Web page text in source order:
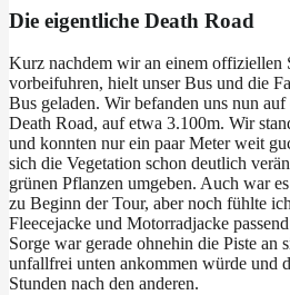
Die eigentliche Death Road
Kurz nachdem wir an einem offiziellen
vorbeifuhren, hielt unser Bus und die
Bus geladen. Wir befanden uns nun
Death Road, auf etwa 3.100m. Wir
und konnten nur ein paar Meter weit
sich die Vegetation schon deutlich
grünen Pflanzen umgeben. Auch war
zu Beginn der Tour, aber noch fühlte
Fleecejacke und Motorradjacke
Sorge war gerade ohnehin die Piste an
unfallfrei unten ankommen würde und
Stunden nach den anderen.